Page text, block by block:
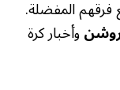
فرقهم المفضلة.
وأخبار كرة